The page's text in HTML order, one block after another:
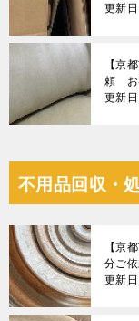
更新
【京
頼 お
更新
不用品回収・
【京
分ご
更新